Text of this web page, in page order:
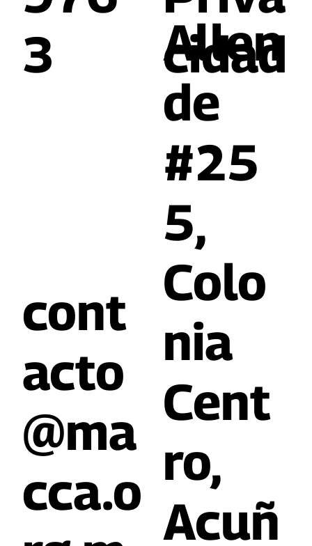
3
cont
acto
@ma
cca.o
Allen
de
#25
5,
Colo
nia
Cent
ro,
Acuñ
cidad